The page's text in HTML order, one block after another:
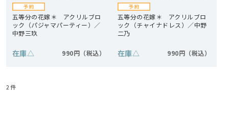
五等分の花嫁＊ アクリルブロ
ック（パジャマパーティー）／
中野三玖
在庫△ 990円
五等分の花嫁＊ アクリルブロ
ック（チャイナドレス）／中野
二乃
在庫△ 990円
2件